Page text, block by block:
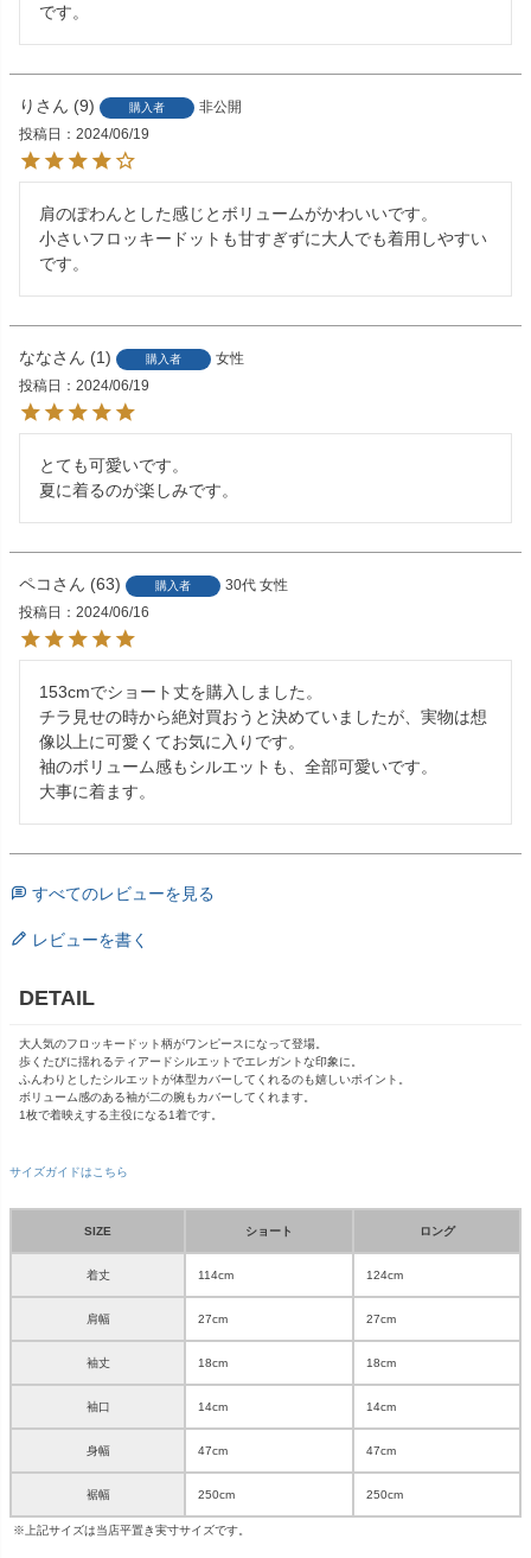
です。
り 9 購入者
非公開
投稿日
2024/06/19
肩のぽわんとした感じとボリュームがかわいいです。
小さいフロッキードットも甘すぎずに大人でも着用しやすい
なな 1 購入者
女性
投稿日
2024/06/19
とても可愛いです。
夏に着るのが楽しみです。
ペコ 63 購入者 30代 女性
投稿日
2024/06/16
153cmでショート丈を購入しました。
チラ見せの時から絶対買おうと決めていましたが、実物は想
像以上に可愛くてお気に入りです。
袖のボリューム感もシルエットも、全部可愛いです。
大事に着ます。
すべてのレビューを見る
レビューを書く
DETAIL
大人気のフロッキードット柄がワンピースになって登場。
歩くたびに揺れるティアードシルエットでエレガントな印象に。
ふんわりとしたシルエットが体型カバーしてくれるのも嬉しいポイント。
ボリューム感のある袖が二の腕もカバーしてくれます。
1枚で着映えする主役になる1着です。
サイズガイドはこちら
SIZE ショート ロング
着丈 114cm 124cm
肩幅 27cm 27cm
袖丈 18cm 18cm
袖口 14cm 14cm
身幅 47cm 47cm
裾幅 250cm 250cm
※上記サイズは当店平置き実寸サイズです。